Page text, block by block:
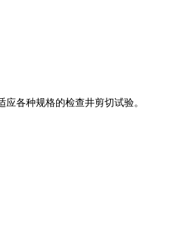
应各种规格的检查井剪切试验。